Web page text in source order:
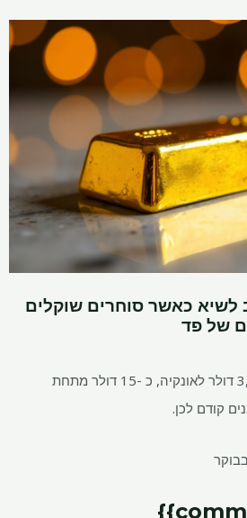
לשיא כאשר סוחרים שוקלים
של פד
הביליון ריחף קרוב ל -3,030 דולר לאונקיה, כ -15 דולר מתחת
קודם לכן.